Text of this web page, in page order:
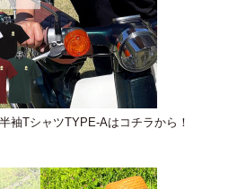
袖TシャツTYPE-Aはコチラから！